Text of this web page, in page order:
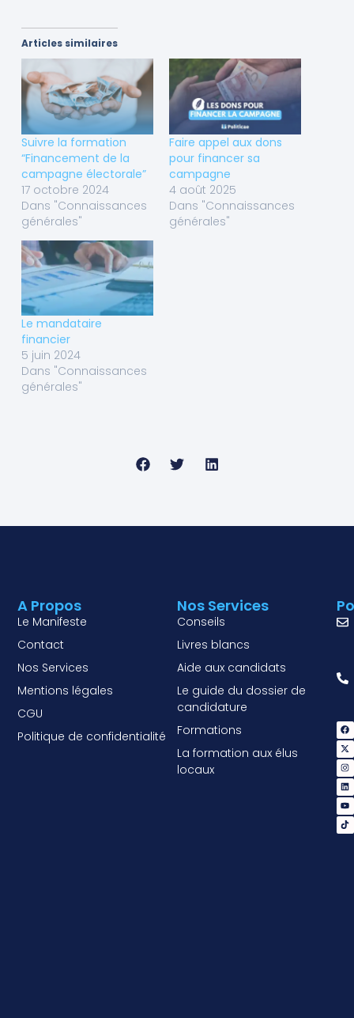
Articles similaires
Suivre la formation
“Financement de la
campagne électorale”
17 octobre 2024
Dans "Connaissances
générales"
Faire appel aux dons
pour financer sa
campagne
4 août 2025
Dans "Connaissances
générales"
Le mandataire
financier
5 juin 2024
Dans "Connaissances
générales"
Nos Services
Conseils
Livres blancs
Aide aux candidats
Le guide du dossier de
candidature
Formations
La formation aux élus
locaux
A Propos
Le Manifeste
Contact
Nos Services
Mentions légales
CGU
Politique de confidentialité